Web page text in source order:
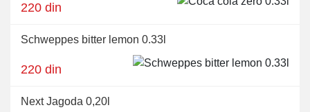
220 din
Schweppes bitter lemon 0.33l
220 din
Next Jagoda 0,20l